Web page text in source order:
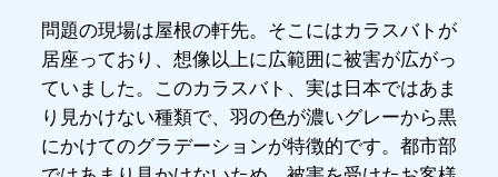
問題の現場は屋根の軒先。そこにはカラスバトが
居座っており、想像以上に広範囲に被害が広がっ
ていました。このカラスバト、実は日本ではあま
り見かけない種類で、羽の色が濃いグレーから黒
にかけてのグラデーションが特徴的です。都市部